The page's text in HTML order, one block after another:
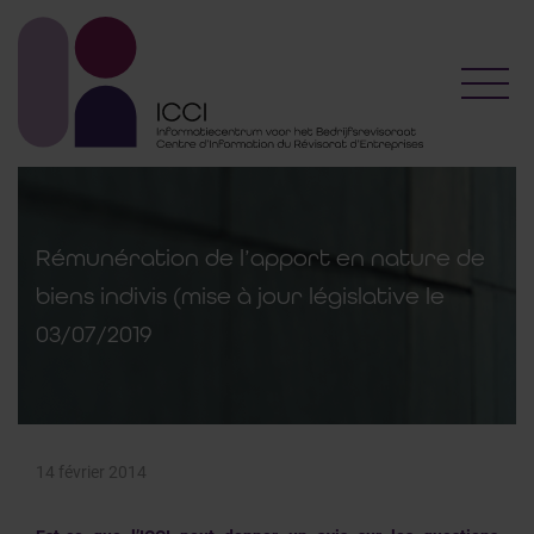
Rémunération de l’apport en nature de
biens indivis (mise à jour législative le
03/07/2019
14 février 2014